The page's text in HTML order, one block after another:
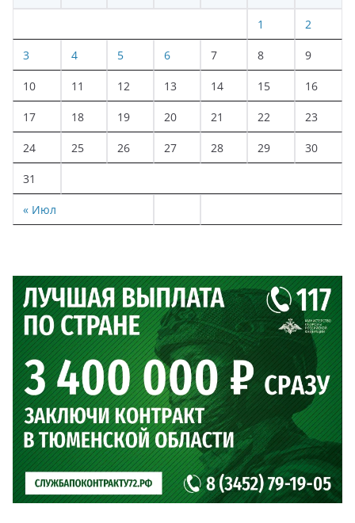
« Июл
1 2
3 4 5 6 7 8 9
10 11 12 13 14 15 16
17 18 19 20 21 22 23
24 25 26 27 28 29 30
31